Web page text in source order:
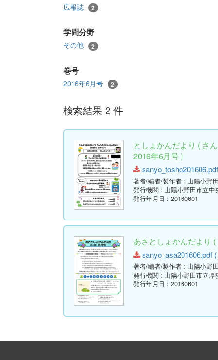
広報誌 2
学問分野
その他 2
巻号
2016年6月号 2
検索結果 2 件
としょかんだより ( さ
2016年6月号 )
著者/編者/製作者 : 山陽小野
発行機関 : 山陽小野田市立中
発行年月日 : 20160601
あさとしょかんだより
sanyo_asa201606.pdf
著者/編者/製作者 : 山陽小野
発行機関 : 山陽小野田市立厚
発行年月日 : 20160601